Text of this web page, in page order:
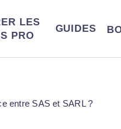
LES
PRO
GUIDES
entre SAS et SARL ?